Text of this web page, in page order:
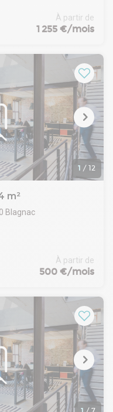
de choix, à proximité
accessible grâce à
divisibles à
besoins. Vous
en sous-sol et en
communs
réversible, de douches
au quotidien.
À partir de
1 255 €/mois
1 / 12
m²
Blagnac
dans un cadre de
de toutes
vente à emporter, salle
et cœur d'ilôt. De
dans un cadre
n'aurez qu'à vous
de réception,
services vous sont
wi-fi performant et
À partir de
500 €/mois